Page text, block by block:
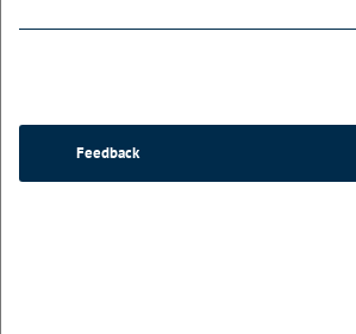
Feedback